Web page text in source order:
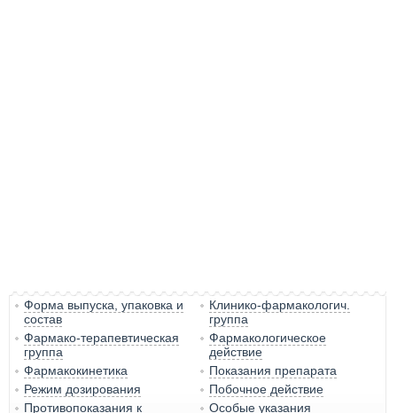
Форма выпуска, упаковка и
состав
Клинико-фармакологич.
группа
Фармако-терапевтическая
группа
Фармакологическое
действие
Фармакокинетика
Показания препарата
Режим дозирования
Побочное действие
Противопоказания к
Особые указания